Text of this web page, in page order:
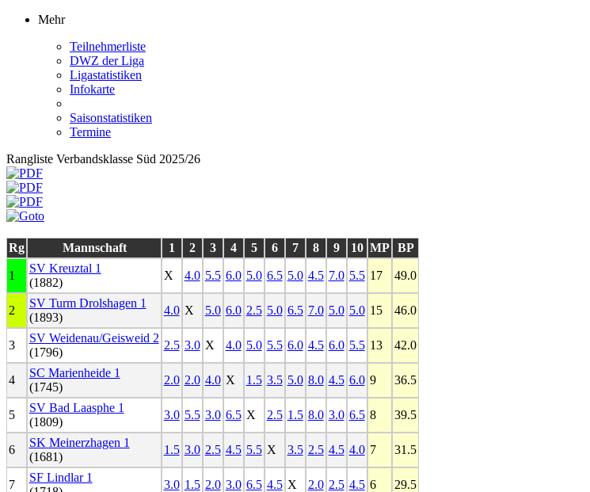
Mehr
Teilnehmerliste
DWZ der Liga
Ligastatistiken
Infokarte
Saisonstatistiken
Termine
Rangliste Verbandsklasse Süd 2025/26
Rg Mannschaft 1 2 3 4 5 6 7 8 9 10 MP BP
1
SV Kreuztal 1
(1882)
X 4.0 5.5 6.0 5.0 6.5 5.0 4.5 7.0 5.5 17 49.0
2
SV Turm Drolshagen 1
(1893)
4.0 X 5.0 6.0 2.5 5.0 6.5 7.0 5.0 5.0 15 46.0
3
SV Weidenau/Geisweid 2
(1796)
2.5 3.0 X 4.0 5.0 5.5 6.0 4.5 6.0 5.5 13 42.0
4
SC Marienheide 1
(1745)
2.0 2.0 4.0 X 1.5 3.5 5.0 8.0 4.5 6.0 9 36.5
5
SV Bad Laasphe 1
(1809)
3.0 5.5 3.0 6.5 X 2.5 1.5 8.0 3.0 6.5 8 39.5
6
SK Meinerzhagen 1
(1681)
1.5 3.0 2.5 4.5 5.5 X 3.5 2.5 4.5 4.0 7 31.5
7
SF Lindlar 1
3.0 1.5 2.0 3.0 6.5 4.5 X 2.0 2.5 4.5 6 29.5